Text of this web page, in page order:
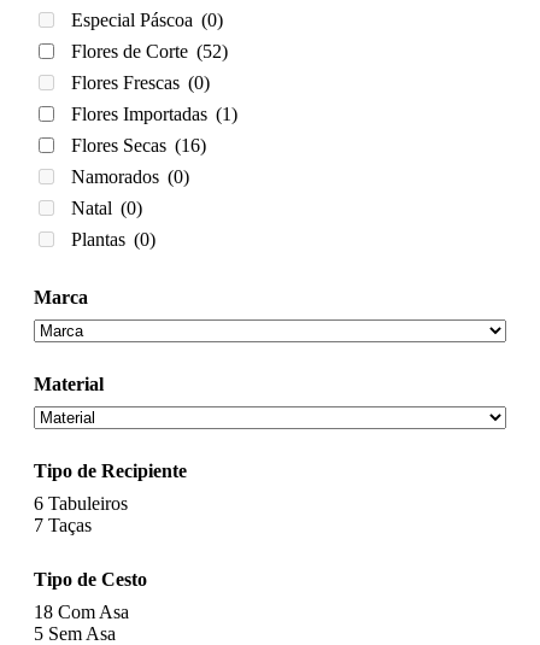
Especial Páscoa (0)
Flores de Corte (52)
Flores Frescas (0)
Flores Importadas (1)
Flores Secas (16)
Namorados (0)
Natal (0)
Plantas (0)
Marca
Material
Tipo de Recipiente
6 Tabuleiros
7 Taças
Tipo de Cesto
18 Com Asa
5 Sem Asa